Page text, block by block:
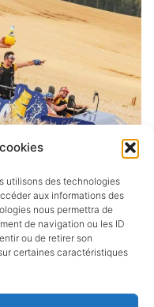
utilisons des technologies
aux informations des
nous permettra de
de navigation ou les ID
ou de retirer son
certaines caractéristiques